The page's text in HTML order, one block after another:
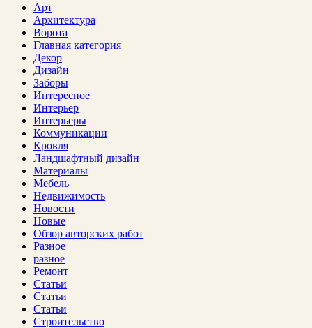
Арт
Архитектура
Ворота
Главная категория
Декор
Дизайн
Заборы
Интересное
Интерьер
Интерьеры
Коммуникации
Кровля
Ландшафтный дизайн
Материалы
Мебель
Недвижимость
Новости
Новые
Обзор авторских работ
Разное
разное
Ремонт
Статьи
Статьи
Статьи
Строительство